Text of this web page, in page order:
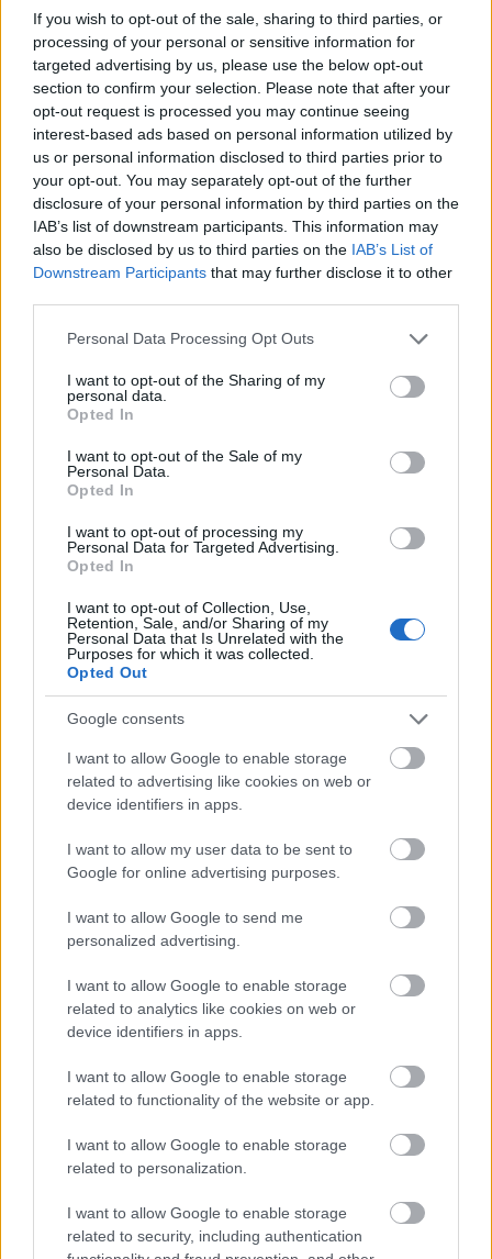
If you wish to opt-out of the sale, sharing to third parties, or
processing of your personal or sensitive information for
targeted advertising by us, please use the below opt-out
section to confirm your selection. Please note that after your
opt-out request is processed you may continue seeing
interest-based ads based on personal information utilized by
us or personal information disclosed to third parties prior to
your opt-out. You may separately opt-out of the further
disclosure of your personal information by third parties on the
IAB’s list of downstream participants. This information may
also be disclosed by us to third parties on the IAB’s List of
Downstream Participants that may further disclose it to other
Please note that this website/app uses one or more Google
not limited to your visit or usage behaviour. You may click to
grant or deny consent to Google and its third-party tags to
use your data for below specified purposes in below Google
consent section.
Personal Data Processing Opt Outs
I want to opt-out of the Sharing of my
personal data.
Opted In
I want to opt-out of the Sale of my
Personal Data.
Opted In
I want to opt-out of processing my
Personal Data for Targeted Advertising.
Opted In
I want to opt-out of Collection, Use,
Retention, Sale, and/or Sharing of my
Personal Data that Is Unrelated with the
Purposes for which it was collected.
Opted Out
Google consents
I want to allow Google to enable storage
related to advertising like cookies on web or
device identifiers in apps.
I want to allow my user data to be sent to
Google for online advertising purposes.
I want to allow Google to send me
personalized advertising.
I want to allow Google to enable storage
related to analytics like cookies on web or
device identifiers in apps.
I want to allow Google to enable storage
related to functionality of the website or app.
I want to allow Google to enable storage
related to personalization.
I want to allow Google to enable storage
related to security, including authentication
ismét négy nap alatt, két lábbal, lendületes
futólépésekben megkerüljük a Balatont. Tavaly már
kipróbáltam, mit is jelent ez, és nem is tudom, mi vitt
rá, hogy idén megismételjem. A felkészülés…
Csakhogy újra!
azilinha•2014. november 21.
Végre egy olyan futóesemény, amiről úgy gondolom,
érdemes írni. A novemberi siófoki félmaraton
nemcsak a helyszín miatt nagy kedvencem, hanem,
ha valahol, akkor itt aztán igazán lehet nyomni.
Többnyire ideális futóidő a jellemző, a pálya 95%-a
jó minőségű aszfalt, emelkedő…
•2014. szeptember 02.
Tegnap reggel arra ébredtem, hogy megnyitották a
jövő évi nagyatádi Ironman nevezést. Én nem
kerültem a listára, és jó eséllyel ez így is marad. Ettől
picit elszomorodtam, mert nem tudom elfelejteni azt
a flash-t, amit idén a célba éréskor átéltem. Tényleg
csak a heroin…
A 2013-as futószezon
És végre vége, elvileg eljött a szabadság. 17
ősszel, így az utóbbi időben szinte minden hétvégén
versenyeztem. Ezzel párhuzamosan a melóban is
múltával egyre közeledett a…
Spar Budapest Maraton, 2013
•2013. október 27.
Kicsit hosszú átfutási idővel, de csak sikerült
összekaparnom valami bejegyzést a két héttel
nagy felmérőt jelentett számomra. 2011-ben elég jó
futó voltam, 2012 első félévében voltam a csúcson,